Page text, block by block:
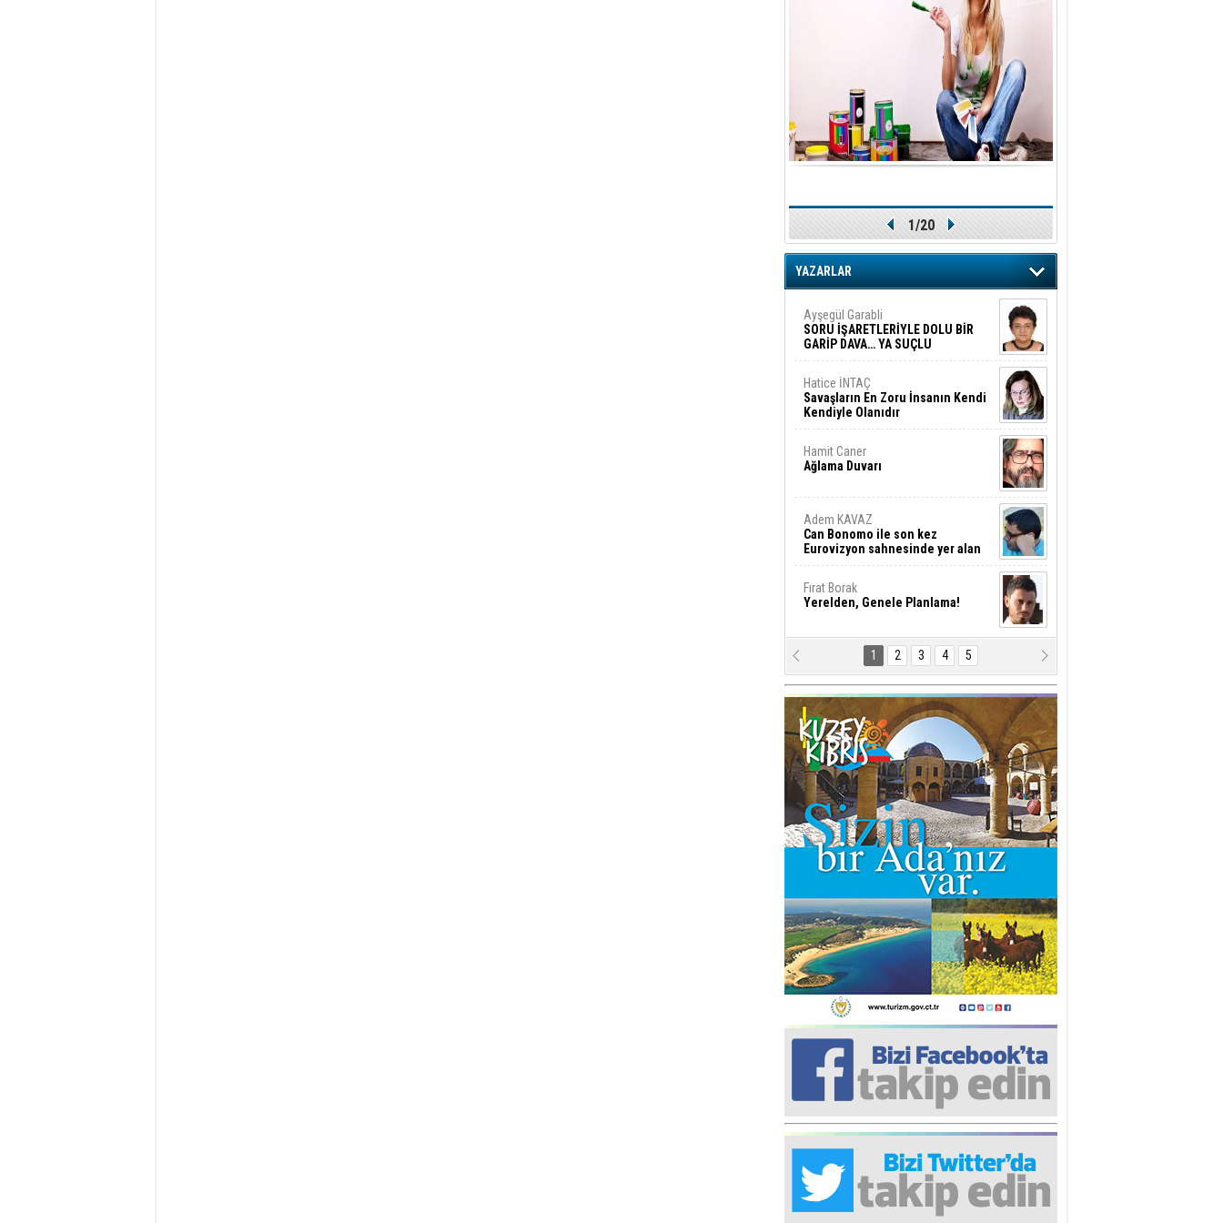
1/20
YAZARLAR
Ayşegül Garabli
SORU İŞARETLERİYLE DOLU BİR
GARİP DAVA… YA SUÇLU
DEĞİLSE???
Hatice İNTAÇ
Savaşların En Zoru İnsanın Kendi
Kendiyle Olanıdır
Hamit Caner
Ağlama Duvarı
Adem KAVAZ
Can Bonomo ile son kez
Eurovizyon sahnesinde yer alan
Türkiye 10 yıl aradan sonra
Fırat Borak
Yerelden, Genele Planlama!
Erkut YILMABAŞAR
Bayrak tartışmaları ve ihalesiz
işler!
Arif Alasya
2015 SONRASI VE AKINCI.
Fatma Baysal
SURLAR İÇİ’NDE KOLAYDIR ÖLMEK
Ediz TUNCEL
Göz göre göre…
Taner ULUTAŞ
İnşallah St. Lois ile Hakkaido
Adası gibi olmayız !...
Ali KİŞMİR
FIRSAT VE KORKU
Turgut ÇALICI
İki Lakırdı da benden!
Yrd. Doç. Ercan HOŞKARA
Yatırım Yapmazsan Var Olamazsın:
Hedefteki Kurum Kıb-Tek
Rana Sarro
Başıma gelen skandal olayı
1 2 3 4 5